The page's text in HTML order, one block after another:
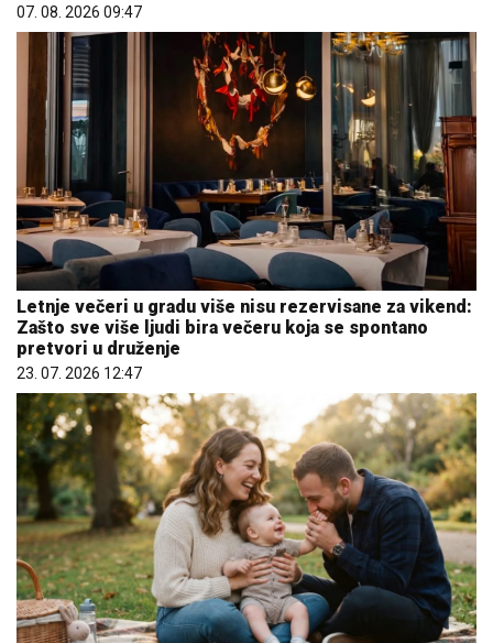
07. 08. 2026 09:47
Letnje večeri u gradu više nisu rezervisane za vikend:
Zašto sve više ljudi bira večeru koja se spontano
pretvori u druženje
23. 07. 2026 12:47